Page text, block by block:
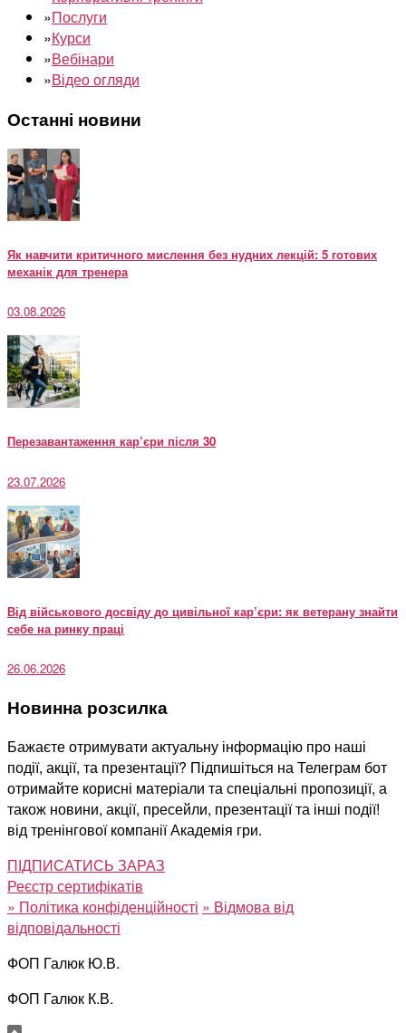
»Послуги
»Курси
»Вебінари
»Відео огляди
Останні новини
Як навчити критичного мислення без нудних лекцій: 5 готових
механік для тренера
03.08.2026
Перезавантаження кар’єри після 30
23.07.2026
Від військового досвіду до цивільної кар’єри: як ветерану знайти
себе на ринку праці
26.06.2026
Новинна розсилка
Бажаєте отримувати актуальну інформацію про наші
події, акції, та презентації? Підпишіться на Телеграм бот
отримайте корисні матеріали та спеціальні пропозиції, а
також новини, акції, пресейли, презентації та інші події!
від тренінгової компанії Академія гри.
ПІДПИСАТИСЬ ЗАРАЗ
Реєстр сертифікатів
» Політика конфіденційності » Відмова від
відповідальності
ФОП Галюк Ю.В.
ФОП Галюк К.В.